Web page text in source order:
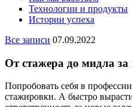
Технологии и продукты
Истории успеха
Все записи 07.09.2022
От стажера до мидла за
Попробовать себя в
стажировки. А быстро